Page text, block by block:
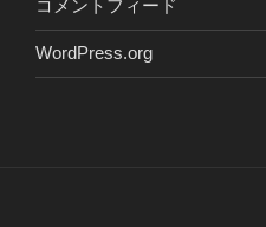
コメントフィード
WordPress.org